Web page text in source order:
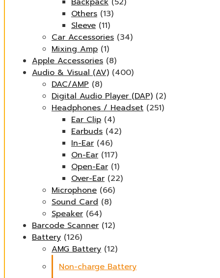
Others (13)
Sleeve (11)
Car Accessories (34)
Mixing Amp (1)
Apple Accessories (8)
Audio & Visual (AV) (400)
DAC/AMP (8)
Digital Audio Player (DAP) (2)
Headphones / Headset (251)
Ear Clip (4)
Earbuds (42)
In-Ear (46)
On-Ear (117)
Open-Ear (1)
Over-Ear (22)
Microphone (66)
Sound Card (8)
Speaker (64)
Barcode Scanner (12)
Battery (126)
AMG Battery (12)
Non-charge Battery